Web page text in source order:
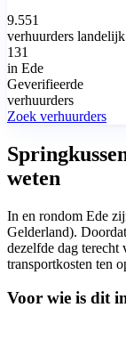
9.551
verhuurders landelijk
131
in Ede
Geverifieerde
verhuurders
Zoek verhuurders
weten
In en rondom Ede
Gelderland).
dezelfde dag
transportkosten ten
Voor wie is dit